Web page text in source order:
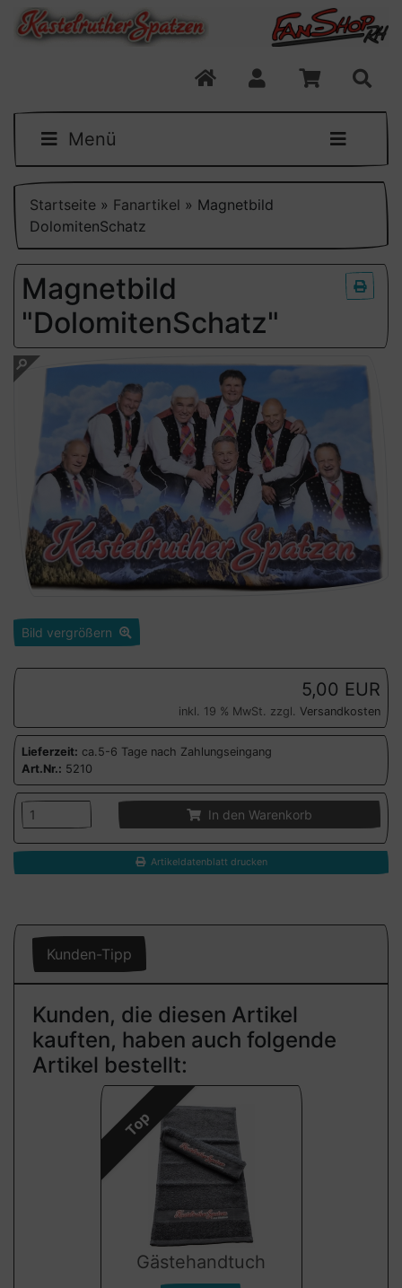
Menü
Startseite » Fanartikel » Magnetbild
DolomitenSchatz
Magnetbild
"DolomitenSchatz"
Bild vergrößern
5,00 EUR
inkl. 19 % MwSt. zzgl. Versandkosten
Lieferzeit: ca.5-6 Tage nach Zahlungseingang
Art.Nr.: 5210
In den Warenkorb
Artikeldatenblatt drucken
Kunden-Tipp
Kunden, die diesen Artikel
kauften, haben auch folgende
Artikel bestellt:
Top
Gästehandtuch